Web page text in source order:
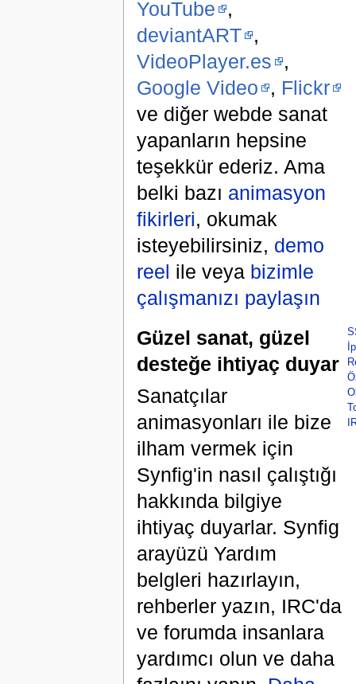
YouTube
,
deviantART
,
VideoPlayer.es
,
Google Video
, Flickr
ve diğer webde sanat
yapanların hepsine
teşekkür ederiz. Ama
belki bazı animasyon
fikirleri, okumak
isteyebilirsiniz, demo
reel ile veya bizimle
çalışmanızı paylaşın
Güzel sanat, güzel
desteğe ihtiyaç duyar
Sanatçılar
animasyonları ile bize
ilham vermek için
Synfig'in nasıl çalıştığı
hakkında bilgiye
ihtiyaç duyarlar. Synfig
arayüzü Yardım
belgleri hazırlayın,
rehberler yazın, IRC'da
ve forumda insanlara
yardımcı olun ve daha